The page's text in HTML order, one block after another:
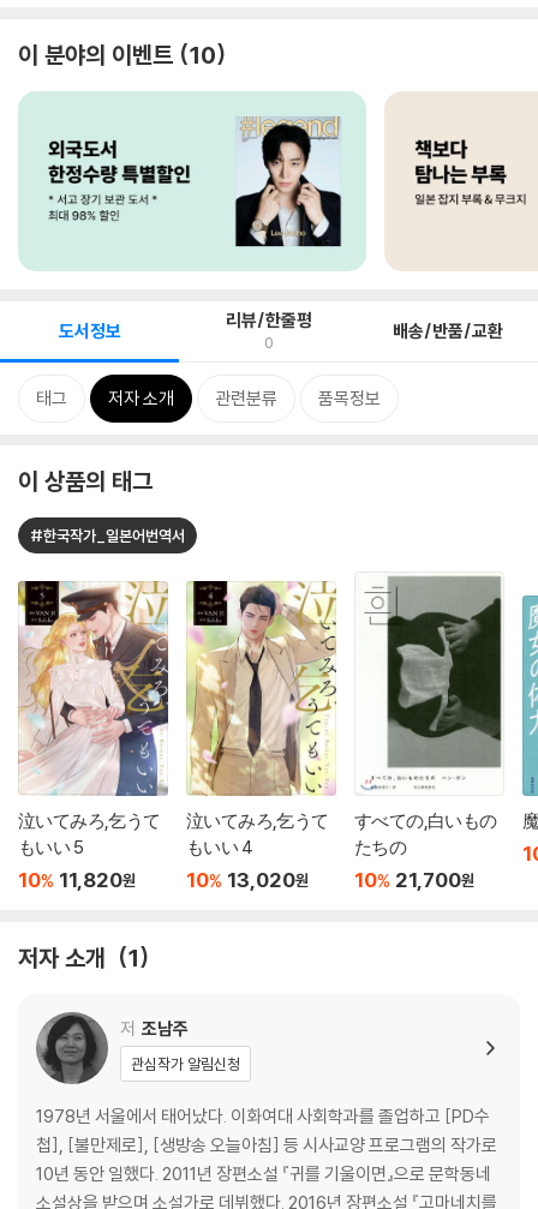
이 분야의 이벤트 10
도서정보 리뷰/한줄평
0 배송/반품/교환
태그 저자 소개 관련분류 품목정보
이 상품의 태그
#한국작가_일본어번역서
泣いてみろ,乞うて
もいい 5
10% 11,820원
泣いてみろ,乞うて
もいい 4
10% 13,020원
すべての,白いもの
たちの
10% 21,700원
저자 소개 1
저 조남주
관심작가 알림신청
1978년 서울에서 태어났다. 이화여대 사회학과를 졸업하고 [PD수
첩], [불만제로], [생방송 오늘아침] 등 시사교양 프로그램의 작가로
10년 동안 일했다. 2011년 장편소설 『귀를 기울이면』으로 문학동네
소설상을 받으며 소설가로 데뷔했다. 2016년 장편소설 『고마네치를